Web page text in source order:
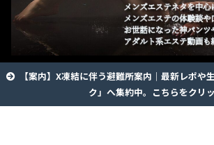
【案内】X凍結に伴う避難所案内｜最新レポや
ク」へ集約中。こちらをクリ